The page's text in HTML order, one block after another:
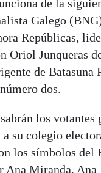
de la
Galego
Repúblicas,
Oriol Junqueras
de Batasuna
dos.
los votantes
a su colegio
los símbolos del
Ana Miranda,